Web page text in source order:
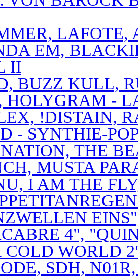
EM,
II
BUZZ KULL,
HOLYGRAM -
!DISTAIN,
- SYNTHIE-
THE
MUSTA
I AM THE
4",
COLD WORLD
SDH,